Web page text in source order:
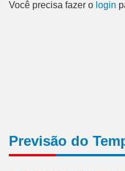
Você precisa fazer o login
Previsão do